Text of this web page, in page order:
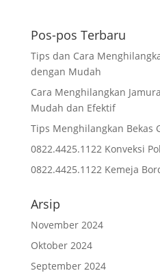
Pos-pos Terbaru
Tips dan Cara
dengan Mudah
Cara Menghilangkan
Mudah dan Efektif
Tips Menghilangkan Bekas
0822.4425.1122 Konveksi
0822.4425.1122 Kemeja
Arsip
November 2024
Oktober 2024
September 2024